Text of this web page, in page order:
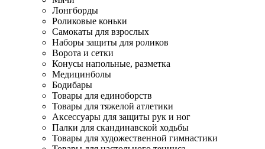
Лонгборды
Роликовые коньки
Самокаты для взрослых
Наборы защиты для роликов
Ворота и сетки
Конусы напольные, разметка
Медицинболы
Бодибары
Товары для единоборств
Товары для тяжелой атлетики
Аксессуары для защиты рук и ног
Палки для скандинавской ходьбы
Товары для художественной гимнастики